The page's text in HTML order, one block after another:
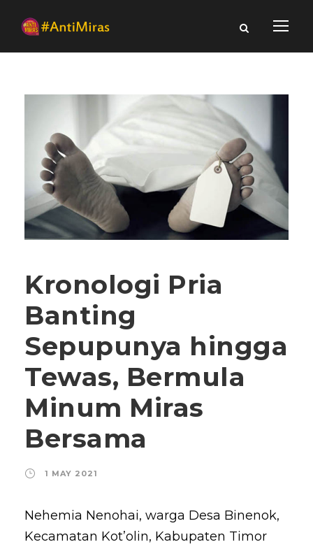
Kronologi Pria
Banting
Sepupunya hingga
Tewas, Bermula
Minum Miras
Bersama
1 MAY 2021
Nehemia Nenohai, warga Desa Binenok,
Kecamatan Kot’olin, Kabupaten Timor